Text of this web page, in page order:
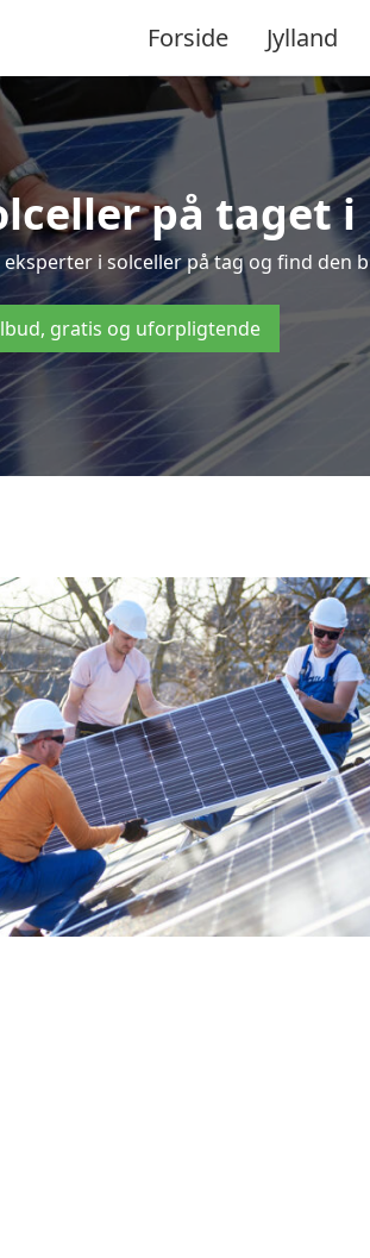
Forside Jylland
på taget i
i solceller på tag og find den
gratis og uforpligtende